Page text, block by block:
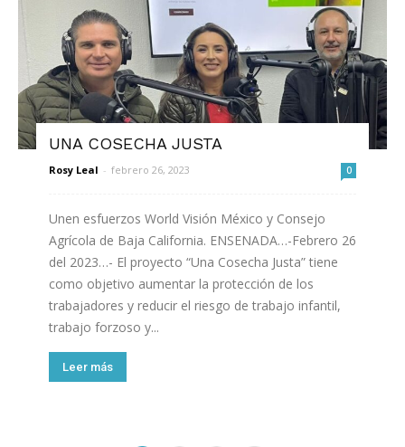
UNA COSECHA JUSTA
Rosy Leal - febrero 26, 2023 0
Unen esfuerzos World Visión México y Consejo
Agrícola de Baja California. ENSENADA…-Febrero 26
del 2023…- El proyecto “Una Cosecha Justa” tiene
como objetivo aumentar la protección de los
trabajadores y reducir el riesgo de trabajo infantil,
trabajo forzoso y...
Leer más